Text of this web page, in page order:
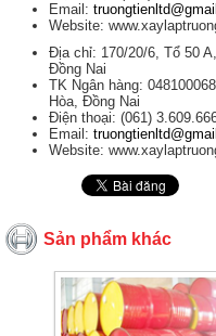
Email:
Website:
Địa chỉ: 170/20/6, Tổ 50
Đồng Nai
TK Ngân hàng:
Hòa, Đồng Nai
Điện thoại: (061)
Email:
Website:
Sản phẩm khác